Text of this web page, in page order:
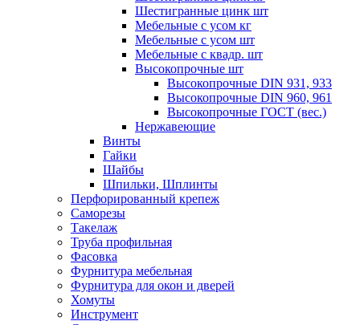
Шестигранные цинк шт
Мебельные с усом кг
Мебельные с усом шт
Мебельные с квадр. шт
Высокопрочные шт
Высокопрочные DIN 931, 933
Высокопрочные DIN 960, 961
Высокопрочные ГОСТ (вес.)
Нержавеющие
Винты
Гайки
Шайбы
Шпильки, Шплинты
Перфорированный крепеж
Саморезы
Такелаж
Труба профильная
Фасовка
Фурнитура мебельная
Фурнитура для окон и дверей
Хомуты
Инструмент